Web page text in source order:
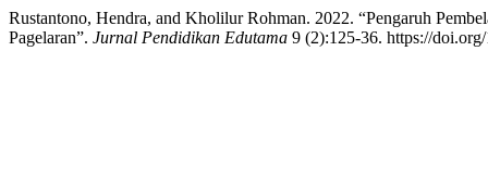
Rustantono, Hendra, and Kholilur Rohman. 2022. “Pengaruh
Pagelaran”. Jurnal Pendidikan Edutama 9 (2):125-36. https://